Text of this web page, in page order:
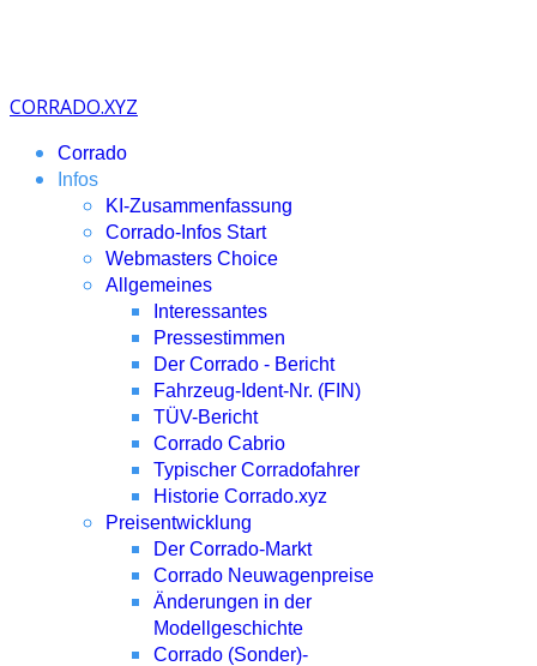
CORRADO.XYZ
Corrado
Infos
KI-Zusammenfassung
Corrado-Infos Start
Webmasters Choice
Allgemeines
Interessantes
Pressestimmen
Der Corrado - Bericht
Fahrzeug-Ident-Nr. (FIN)
TÜV-Bericht
Corrado Cabrio
Typischer Corradofahrer
Historie Corrado.xyz
Preisentwicklung
Der Corrado-Markt
Corrado Neuwagenpreise
Änderungen in der
Modellgeschichte
Corrado (Sonder)-